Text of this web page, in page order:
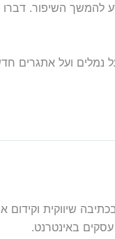
להמשך השיפור.
נמלים ועל אתגרים
בכתיבה שיווקית
באינטרנט.